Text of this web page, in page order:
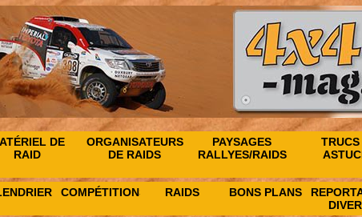
DE
RAID
ORGANISATEURS
DE RAIDS
PAYSAGES
RALLYES/RAIDS
TRUCS
COMPÉTITIONS RAIDS BONS PLANS